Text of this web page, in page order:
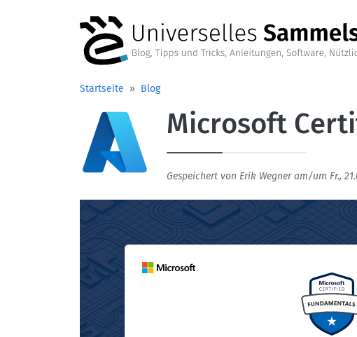
Startseite Blog
Microsoft
Aufmacherbild
Gespeichert von Erik Wegneram/um Fr.,